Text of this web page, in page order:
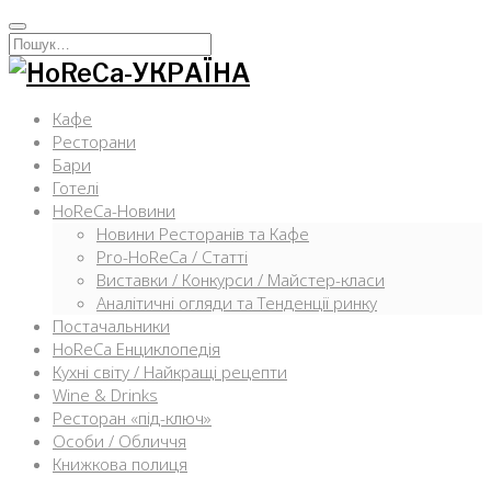
Перейти
к
содержимому
Искать:
Кафе
Ресторани
Бари
Готелі
HoReCa-Новини
Новини Ресторанів та Кафе
Pro-HoReCa / Статті
Виставки / Конкурси / Майстер-класи
Аналітичні огляди та Тенденції ринку
Постачальники
HoReCa Енциклопедія
Кухні світу / Найкращі рецепти
Wine & Drinks
Ресторан «під-ключ»
Особи / Обличчя
Книжкова полиця